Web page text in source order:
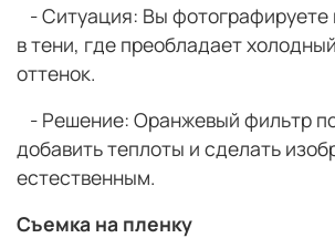
- Ситуация: Вы фотографируете
в тени, где преобладает
оттенок.
- Решение: Оранжевый фильтр
добавить теплоты и сделать
естественным.
Съемка на пленку